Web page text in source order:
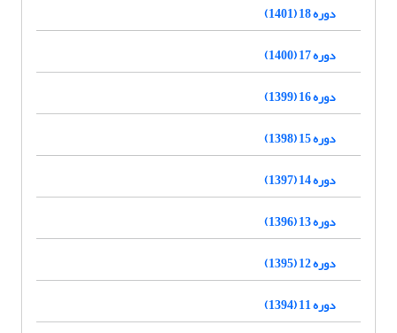
دوره 18 (1401)
دوره 17 (1400)
دوره 16 (1399)
دوره 15 (1398)
دوره 14 (1397)
دوره 13 (1396)
دوره 12 (1395)
دوره 11 (1394)